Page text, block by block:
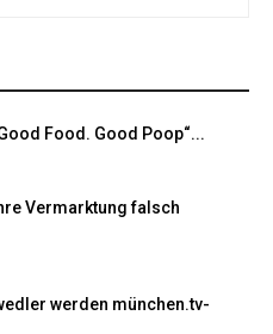
Food. Good Poop“...
Vermarktung falsch
werden münchen.tv-